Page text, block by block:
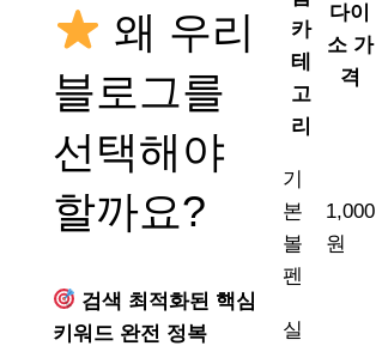
왜 우리
블로그를
선택해야
할까요?
검색 최적화된 핵심
키워드 완전 정복
카
테
고
리
다이
소 가
격
기
본
볼
펜
1,000
원
실